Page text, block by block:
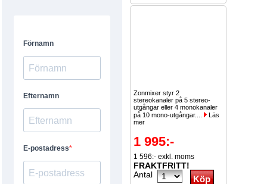
Zonmixer styr 2
stereokanaler på 5 stereo-
utgångar eller 4 monokanaler
på 10 mono-utgångar....
Läs
mer
1 995:-
1 596:- exkl. moms
FRAKTFRITT!
Antal